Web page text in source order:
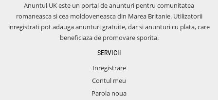
Anuntul UK este un portal de anunturi pentru comunitatea
romaneasca si cea moldoveneasca din Marea Britanie. Utilizatorii
inregistrati pot adauga anunturi gratuite, dar si anunturi cu plata, care
beneficiaza de promovare sporita.
SERVICII
Inregistrare
Contul meu
Parola noua